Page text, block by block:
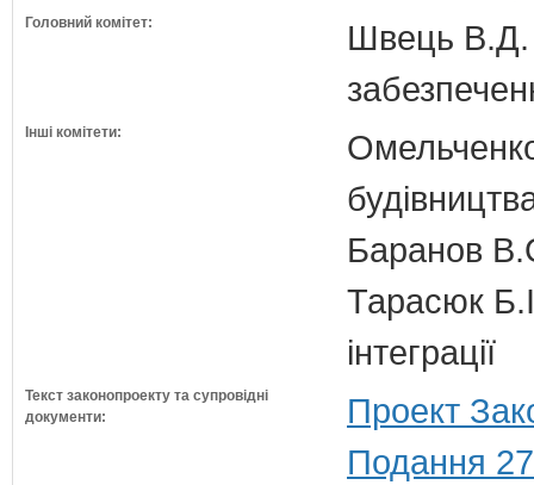
Головний комітет:
Швець В.Д.
Інші комітети:
Баранов
Тарасюк
інтеграції
Текст законопроекту та супровідні
документи:
Проект
Подання